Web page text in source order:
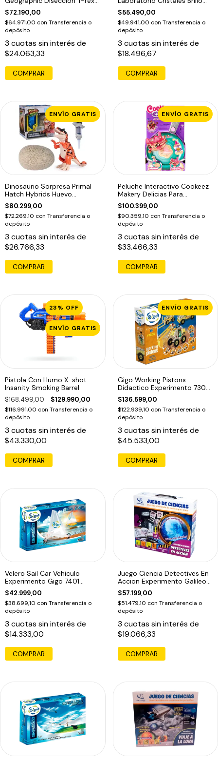
Brilla
$72.190,00
$64.971,00 con Transferencia o
depósito
3 cuotas sin interés de
$24.063,33
Oscuridad
$55.490,00
$49.941,00 con Transferencia o
depósito
3 cuotas sin interés de
$18.496,67
ENVÍO GRATIS
Dinosaurio Sorpresa Primal
Hatch Hybrids Huevo
Eclosiona
$80.299,00
$72.269,10 con Transferencia o
depósito
3 cuotas sin interés de
$26.766,33
ENVÍO GRATIS
Peluche Interactivo Cookeez
Makery Delicias Para
Panqueques
$100.399,00
$90.359,10 con Transferencia o
depósito
3 cuotas sin interés de
$33.466,33
23% OFF
ENVÍO GRATIS
Pistola Con Humo X-shot
Insanity Smoking Barrel
$168.499,00 $129.990,00
$116.991,00 con Transferencia o
depósito
3 cuotas sin interés de
$43.330,00
COMPRAR
ENVÍO GRATIS
Gigo Working Pistons
Didactico Experimento 7300
Educando
$136.599,00
$122.939,10 con Transferencia o
depósito
3 cuotas sin interés de
$45.533,00
Velero Sail Car Vehiculo
Experimento Gigo 7401
Educando
$42.999,00
$38.699,10 con Transferencia o
depósito
3 cuotas sin interés de
$14.333,00
COMPRAR
Juego Ciencia Detectives En
Accion Experimento Galileo
Edu
$57.199,00
$51.479,10 con Transferencia o
depósito
3 cuotas sin interés de
$19.066,33